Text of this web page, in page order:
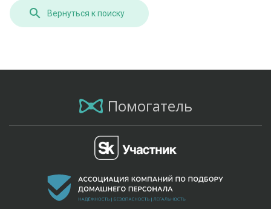
Вернуться к поиску
Помогатель